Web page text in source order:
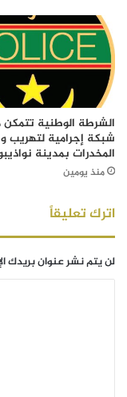
الشرطة الوطنية
شبكة إجرامية لتهريب
المخدرات بمدينة
منذ يومين
اترك تعليقاً
لن يتم نشر عنوان بريدك